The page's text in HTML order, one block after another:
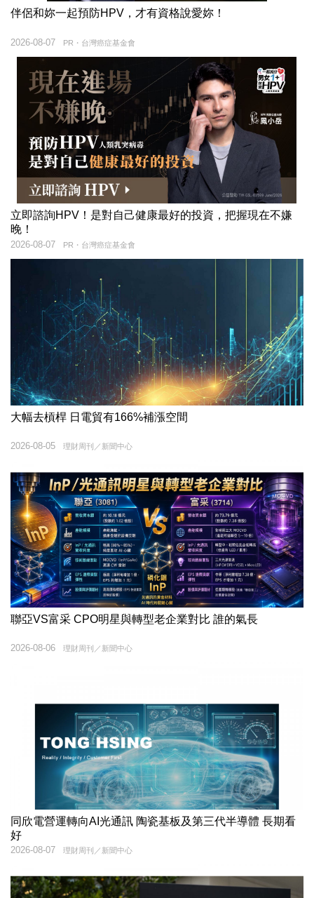
伴侶和妳一起預防HPV，才有資格說愛妳！
PR・台灣癌症基金會
2026-08-07
立即諮詢HPV！是對自己健康最好的投資，把握現在不嫌
晚！
PR・台灣癌症基金會
2026-08-07
大幅去槓桿 日電貿有166%補漲空間
理財周刊／新聞中心
2026-08-05
聯亞VS富采 CPO明星與轉型老企業對比 誰的氣長
理財周刊／新聞中心
2026-08-06
同欣電營運轉向AI光通訊 陶瓷基板及第三代半導體 長期看
好
理財周刊／新聞中心
2026-08-07